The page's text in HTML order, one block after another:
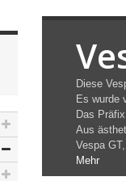
Diese
Es wurde
Das
Aus
Vespa
Mehr